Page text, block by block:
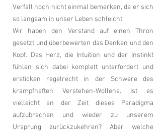
Verfall noch nicht einmal bemerken, da er sich
so langsam in unser Leben schleicht.
Wir haben den Verstand auf einen Thron
gesetzt und überbewerten das Denken und den
Kopf. Das Herz, die Intuition und der Instinkt
fühlen sich dabei komplett unterfordert und
ersticken regelrecht in der Schwere des
krampfhaften Verstehen-Wollens. Ist es
vielleicht an der Zeit dieses Paradigma
aufzubrechen und wieder zu unserem
Ursprung zurückzukehren? Aber welche